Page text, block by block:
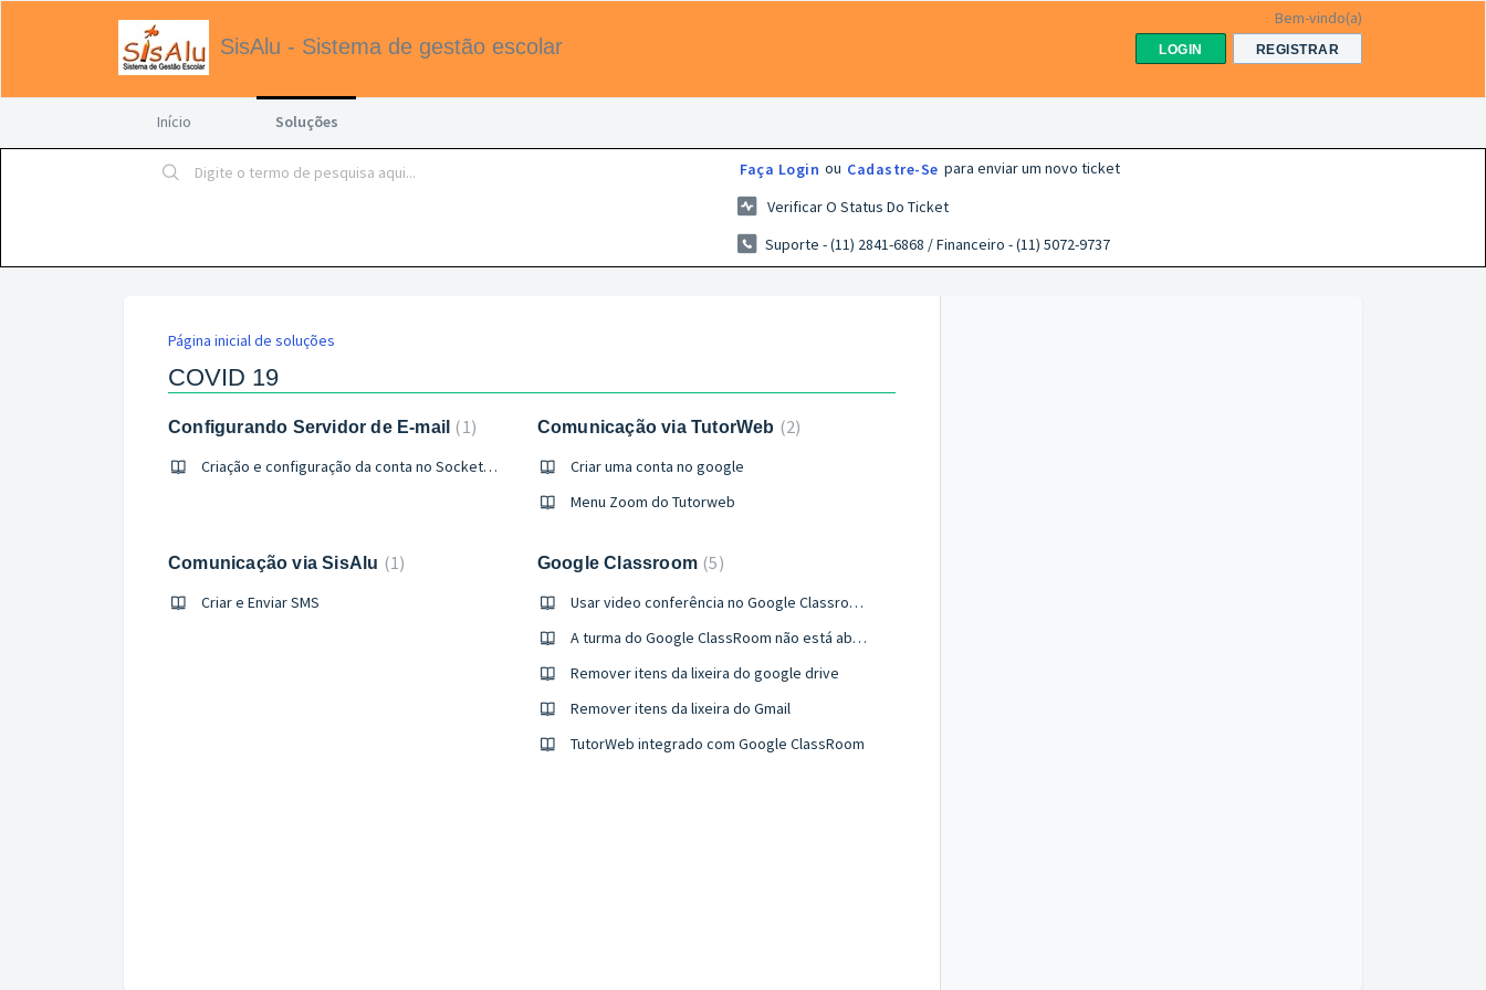
SisAlu - Sistema de gestão escolar
Bem-vindo(a)
LOGIN REGISTRAR
Início Soluções
Faça Login ou Cadastre-Se para enviar um novo ticket
Verificar O Status Do Ticket
Suporte - (11) 2841-6868 / Financeiro - (11) 5072-9737
Página inicial de soluções
COVID 19
Configurando Servidor de E-mail 1
Criação e configuração da conta no SocketLabs
Comunicação via TutorWeb 2
Criar uma conta no google
Menu Zoom do Tutorweb
Comunicação via SisAlu 1
Criar e Enviar SMS
Google Classroom 5
Usar video conferência no Google Classroom ( Google Meet )
A turma do Google ClassRoom não está abrindo
Remover itens da lixeira do google drive
Remover itens da lixeira do Gmail
TutorWeb integrado com Google ClassRoom